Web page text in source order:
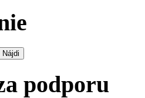
podporu